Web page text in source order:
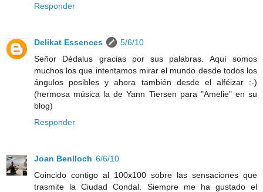
Responder
Delikat Essences
5/6/10
Señor Dédalus gracias por sus palabras. Aquí somos
muchos los que intentamos mirar el mundo desde todos los
ángulos posibles y ahora también desde el alféizar :-)
(hermosa música la de Yann Tiersen para "Amelie" en su
blog)
Responder
Joan Benlloch 6/6/10
Coincido contigo al 100x100 sobre las sensaciones que
trasmite la Ciudad Condal. Siempre me ha gustado el